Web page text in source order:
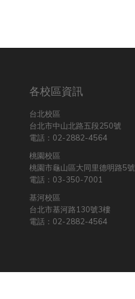
各校區資訊
台北校區
台北市中山北路五段250號
電話：02-2882-4564
桃園校區
桃園市龜山區大同里德明路5號
電話：03-350-7001
基河校區
台北市基河路130號3樓
電話：02-2882-4564